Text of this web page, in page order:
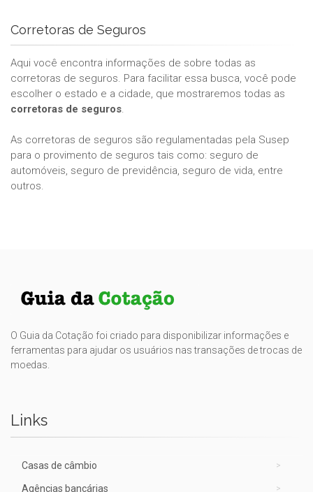
Corretoras de Seguros
Aqui você encontra informações de sobre todas as
corretoras de seguros. Para facilitar essa busca, você pode
escolher o estado e a cidade, que mostraremos todas as
corretoras de seguros.
As corretoras de seguros são regulamentadas pela Susep
para o provimento de seguros tais como: seguro de
automóveis, seguro de previdência, seguro de vida, entre
outros.
O Guia da Cotação foi criado para disponibilizar informações e
ferramentas para ajudar os usuários nas transações de trocas de
moedas.
Links
Casas de câmbio
Agências bancárias